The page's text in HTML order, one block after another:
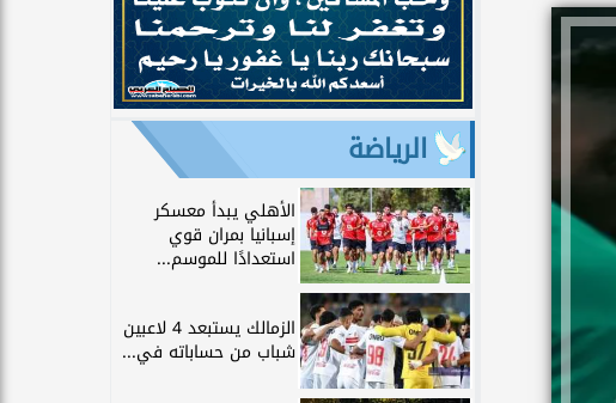
الرياضة
الأهلي يبدأ معسكر
إسبانيا بمران قوي
استعدادًا للموسم...
الزمالك يستبعد 4 لاعبين
شباب من حساباته في...